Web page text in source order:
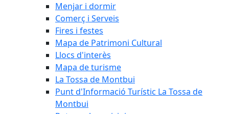
Menjar i dormir
Comerç i Serveis
Fires i festes
Mapa de Patrimoni Cultural
Llocs d'interès
Mapa de turisme
La Tossa de Montbui
Punt d'Informació Turístic La Tossa de
Montbui